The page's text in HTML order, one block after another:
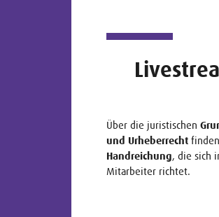
Über die juristischen
und Urheberrecht
Handreichung, die sich
Mitarbeiter richtet.